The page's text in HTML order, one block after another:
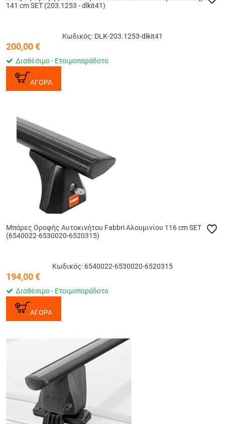
141 cm SET (203.1253 - dlkit41)
Κωδικός: DLK-203.1253-dlkit41
200,00€
Διαθέσιμο - Ετοιμοπαράδοτο
ΑΓΟΡΑ
Μπάρες Οροφής Αυτοκινήτου Fabbri Αλουμινίου 116 cm SET
(6540022-6530020-6520315)
Κωδικός: 6540022-6530020-6520315
194,00€
Διαθέσιμο - Ετοιμοπαράδοτο
ΑΓΟΡΑ